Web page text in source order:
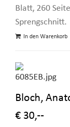
Blatt, 260
Sprengschnitt.
In den Warenkorb
Bloch,
€ 30,--